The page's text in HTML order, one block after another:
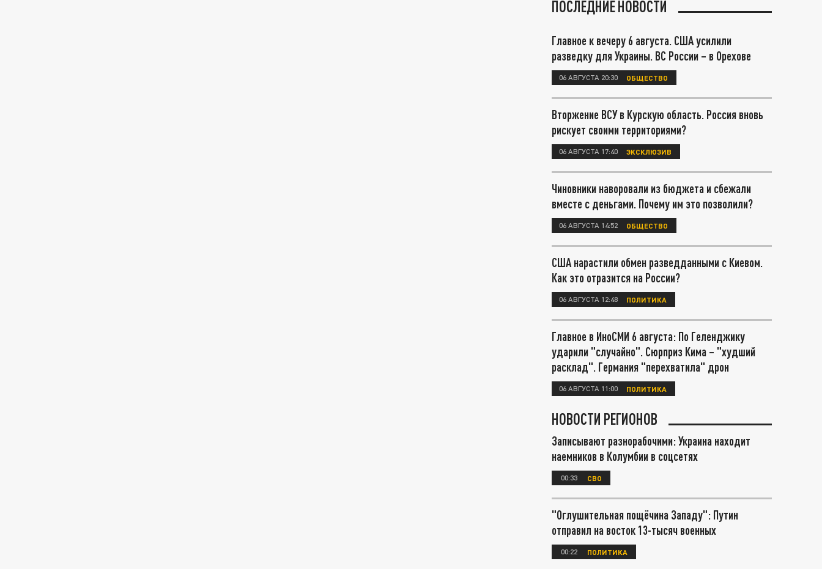
ПОСЛЕДНИЕ НОВОСТИ
Главное к вечеру 6 августа. США усилили
разведку для Украины. ВС России – в Орехове
06 АВГУСТА 20:30 ОБЩЕСТВО
Вторжение ВСУ в Курскую область. Россия вновь
рискует своими территориями?
06 АВГУСТА 17:40 ЭКСКЛЮЗИВ
Чиновники наворовали из бюджета и сбежали
вместе с деньгами. Почему им это позволили?
06 АВГУСТА 14:52 ОБЩЕСТВО
США нарастили обмен разведданными с Киевом.
Как это отразится на России?
06 АВГУСТА 12:48 ПОЛИТИКА
Главное в ИноСМИ 6 августа: По Геленджику
ударили "случайно". Сюрприз Кима – "худший
расклад". Германия "перехватила" дрон
06 АВГУСТА 11:00 ПОЛИТИКА
НОВОСТИ РЕГИОНОВ
Записывают разнорабочими: Украина находит
наемников в Колумбии в соцсетях
00:33 СВО
"Оглушительная пощёчина Западу": Путин
отправил на восток 13-тысяч военных
00:22 ПОЛИТИКА